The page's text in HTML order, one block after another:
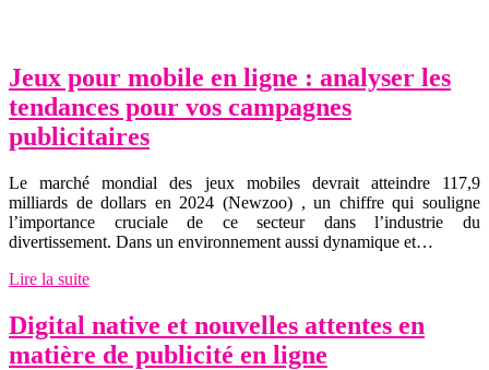
Jeux pour mobile en ligne : analyser les
tendances pour vos campagnes
publicitaires
Le marché mondial des jeux mobiles devrait atteindre 117,9
milliards de dollars en 2024 (Newzoo) , un chiffre qui souligne
l’importance cruciale de ce secteur dans l’industrie du
divertissement. Dans un environnement aussi dynamique et…
Lire la suite
Digital native et nouvelles attentes en
matière de publicité en ligne